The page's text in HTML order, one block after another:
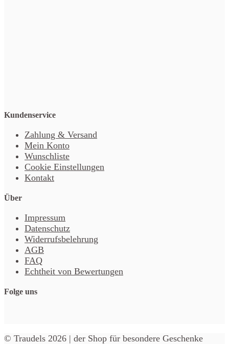
Kundenservice
Zahlung & Versand
Mein Konto
Wunschliste
Cookie Einstellungen
Kontakt
Über
Impressum
Datenschutz
Widerrufsbelehrung
AGB
FAQ
Echtheit von Bewertungen
Folge uns
© Traudels 2026 | der Shop für besondere Geschenke